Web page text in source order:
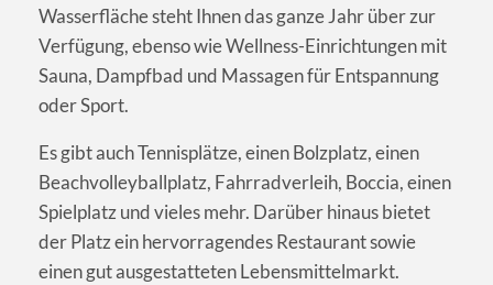
Wasserfläche steht Ihnen das ganze Jahr über zur
Verfügung, ebenso wie Wellness-Einrichtungen mit
Sauna, Dampfbad und Massagen für Entspannung
oder Sport.
Es gibt auch Tennisplätze, einen Bolzplatz, einen
Beachvolleyballplatz, Fahrradverleih, Boccia, einen
Spielplatz und vieles mehr. Darüber hinaus bietet
der Platz ein hervorragendes Restaurant sowie
einen gut ausgestatteten Lebensmittelmarkt.